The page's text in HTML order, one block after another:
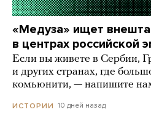
«Медуза» ищет
в центрах российской
Если вы живете в Сербии,
и других странах, где
комьюнити, — напишите
ИСТОРИИ 10 дней назад